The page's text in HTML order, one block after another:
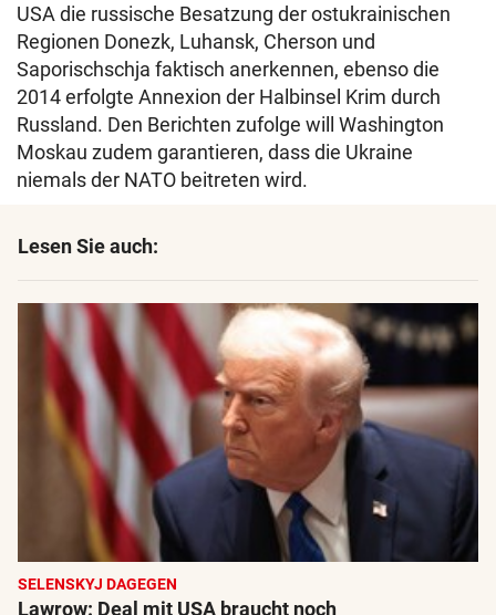
USA die russische Besatzung der ostukrainischen
Regionen Donezk, Luhansk, Cherson und
Saporischschja faktisch anerkennen, ebenso die
2014 erfolgte Annexion der Halbinsel Krim durch
Russland. Den Berichten zufolge will Washington
Moskau zudem garantieren, dass die Ukraine
niemals der NATO beitreten wird.
Lesen Sie auch:
SELENSKYJ DAGEGEN
Lawrow: Deal mit USA braucht noch